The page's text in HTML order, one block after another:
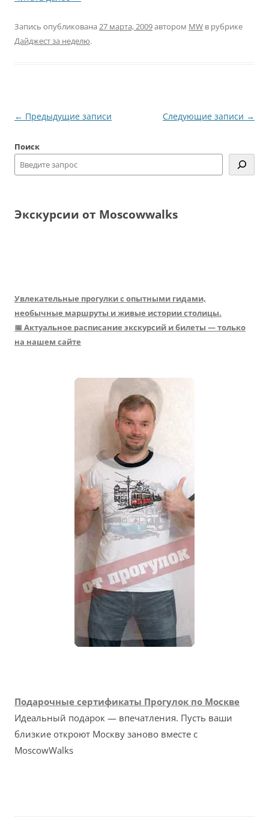
Запись опубликована 27 марта, 2009автором MW в рубрике
Дайджест за неделю.
Навигация
записям
← Предыдущие записи Следующие записи →
Поиск
Экскурсии от Moscowwalks
Увлекательные прогулки с опытными гидами,
необычные маршруты и живые истории столицы.
📅 Актуальное расписание экскурсий и билеты — только
на нашем сайте
Подарочные сертификаты Прогулок по Москве
Идеальный подарок — впечатления. Пусть ваши
близкие откроют Москву заново вместе с
MoscowWalks